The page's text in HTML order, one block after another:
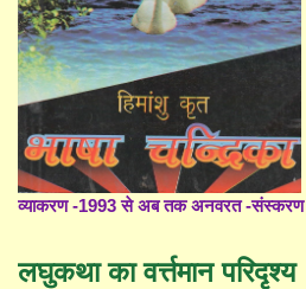
व्याकरण -1993 से अब तक अनवरत -संस्करण
लघुकथा का वर्त्तमान परिदृश्य